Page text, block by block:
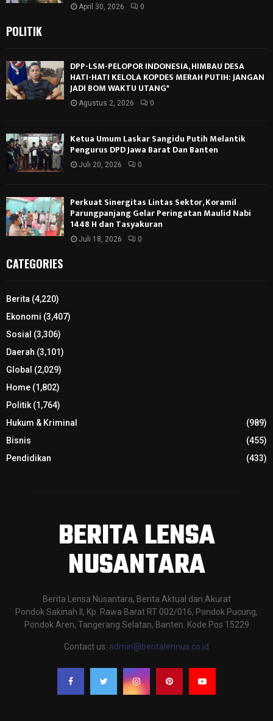
April 30, 2026 0
POLITIK
DPP-LSM-PELOPOR INDONESIA, HIMBAU DESA
HATI-HATI KELOLA KOPDES MERAH PUTIH: JANGAN
JADI BOM WAKTU UTANG*
Agustus 2, 2026 0
Ketua Umum Laskar Sangidu Putih Melantik
Pengurus DPD Jawa Barat Dan Banten
Juli 20, 2026 0
Perkuat Sinergitas Lintas Sektor, Koramil
Parungpanjang Gelar Peringatan Maulid Nabi
1448 H dan Tasyakuran
Juli 18, 2026 0
CATEGORIES
Berita (4,220)
Ekonomi (3,407)
Sosial (3,306)
Daerah (3,101)
Global (2,029)
Home (1,802)
Politik(1,764)
Hukum & Kriminal
(989)
Bisnis
(455)
Pendidikan
(433)
BERITA LENSA
NUSANTARA
Berita Lensa Nusantara, Berita Aktual dan Akurat
Pondok Sakinah II, Kp. Rawa Barat RT 002/016, Pondok Pucung,
Pondok Aren, Tangerang Selatan, Banten. Kode Pos 15229
Contact us: admin@beritalennus.co.id